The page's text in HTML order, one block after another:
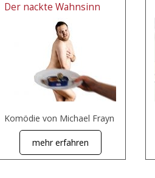
Der nackte Wahnsinn
Komödie von Michael Frayn
mehr erfahren